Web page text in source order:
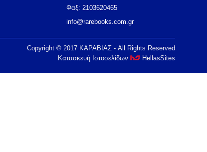
Φαξ: 2103620465
info@rarebooks.com.gr
Copyright © 2017 ΚΑΡΑΒΙΑΣ - All Rights Reserved
Κατασκευή Ιστοσελίδων
HellasSites